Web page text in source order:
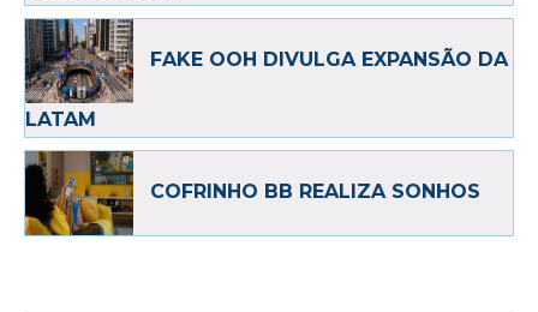
FAKE OOH DIVULGA EXPANSÃO DA
LATAM
COFRINHO BB REALIZA SONHOS